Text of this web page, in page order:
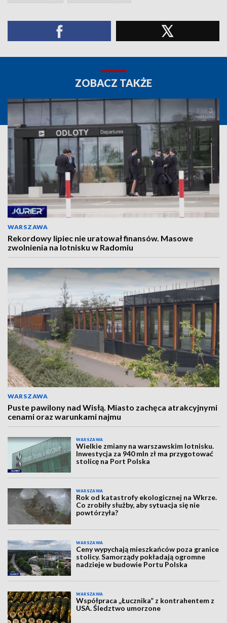
ZOBACZ TAKŻE
WARSZAWA
Rekordowy lipiec nie uratował finansów. Masowe
zwolnienia na lotnisku w Radomiu
WARSZAWA
Puste pawilony nad Wisłą. Miasto zachęca atrakcyjnymi
cenami oraz warunkami najmu
WARSZAWA
Wielkie zmiany na warszawskim lotnisku.
Inwestycja za 940 mln zł ma przygotować
stolicę na Port Polska
WARSZAWA
Rok od katastrofy ekologicznej na Wkrze.
Co zrobiły służby, aby sytuacja się nie
powtórzyła?
WARSZAWA
Ceny wypychają mieszkańców poza granice
stolicy. Samorządy pokładają ogromne
nadzieje w budowie Portu Polska
WARSZAWA
Współpraca „Łucznika” z kontrahentem z
USA. Śledztwo umorzone